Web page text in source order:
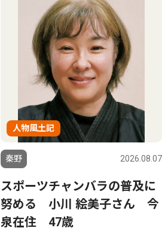
人物風土記
秦野 2026.08.07
スポーツチャンバラの普及に
努める 小川 絵美子さん 今
泉在住 47歳